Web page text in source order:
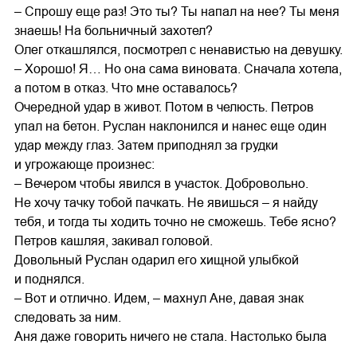
– Спрошу еще раз! Это ты? Ты напал на нее? Ты меня
знаешь! На больничный захотел?
Олег откашлялся, посмотрел с ненавистью на девушку.
– Хорошо! Я… Но она сама виновата. Сначала хотела,
а потом в отказ. Что мне оставалось?
Очередной удар в живот. Потом в челюсть. Петров
упал на бетон. Руслан наклонился и нанес еще один
удар между глаз. Затем приподнял за грудки
и угрожающе произнес:
– Вечером чтобы явился в участок. Добровольно.
Не хочу тачку тобой пачкать. Не явишься – я найду
тебя, и тогда ты ходить точно не сможешь. Тебе ясно?
Петров кашляя, закивал головой.
Довольный Руслан одарил его хищной улыбкой
и поднялся.
– Вот и отлично. Идем, – махнул Ане, давая знак
следовать за ним.
Аня даже говорить ничего не стала. Настолько была